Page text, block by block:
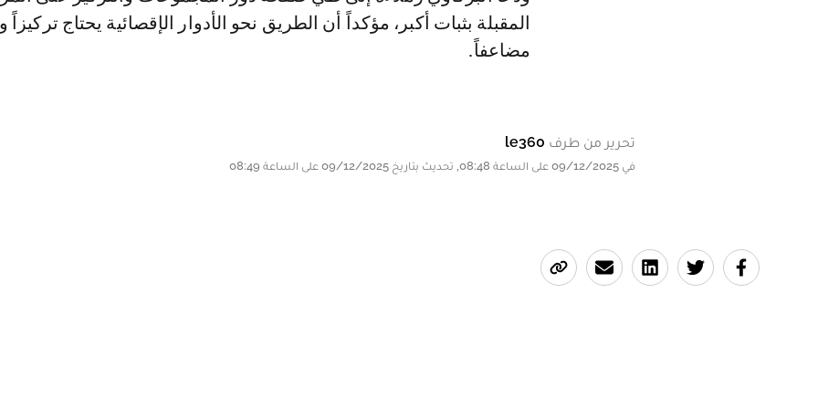
المقبلة بثبات أكبر، مؤكداً أن الطريق نحو الأدوار الإقصائية يحتاج تركيزاً
مضاعفاً.
تحرير من طرف le360
في 09/12/2025 على الساعة 08:48, تحديث بتاريخ 09/12/2025 على الساعة 08:49